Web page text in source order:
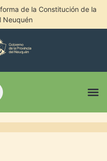
de la Constitución de la
Neuquén